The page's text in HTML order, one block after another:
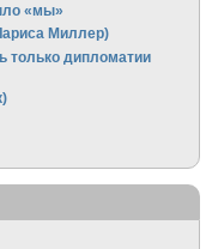
«мы»
Миллер)
только дипломатии